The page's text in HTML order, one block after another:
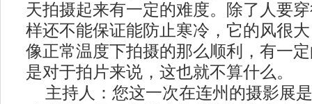
天拍摄起来有一定的难度。除了人要
样还不能保证能防止寒冷，它的风很
像正常温度下拍摄的那么顺利，有一
是对于拍片来说，这也就不算什么。
主持人：您这一次在连州的摄影展